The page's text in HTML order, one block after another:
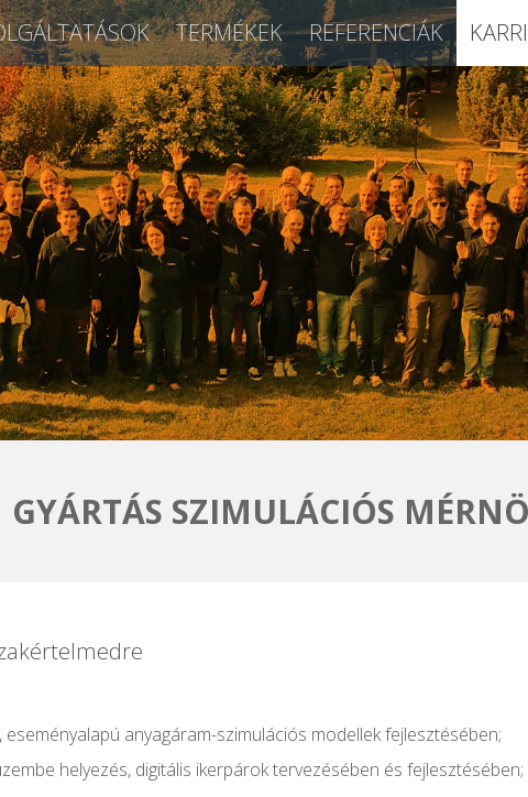
TERMÉKEK REFERENCIÁK
GYÁRTÁS SZIMULÁCIÓS
eseményalapú anyagáram-szimulációs modellek fejlesztésében;
helyezés, digitális ikerpárok tervezésében és fejlesztésében;